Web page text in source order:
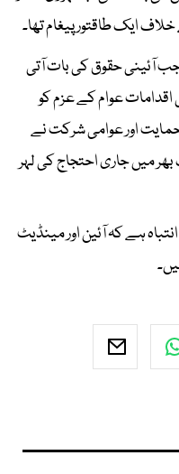
ایک طاقتور پیغام تھا۔
آئینی حقوق کی بات آتی
عوام کے عزم کو
اور عوامی شرکت نے
میں جاری احتجاج کی لہر
ہے کہ آئین اور مینڈیٹ